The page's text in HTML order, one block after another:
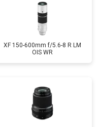
XF 150-600mm f/5.6-8 R LM
OIS WR